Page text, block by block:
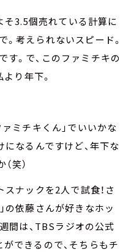
そ3.5個売れている計算に
考えられないスピード。
。で、このファミチキの
り年下。
ァミチキくん」でいいかな
になるんですけど、年下な
笑）
ナックを2人で試食！さ
の依藤さんが好きなホッ
週間は、TBSラジオの公式
できるので、そちらもチ